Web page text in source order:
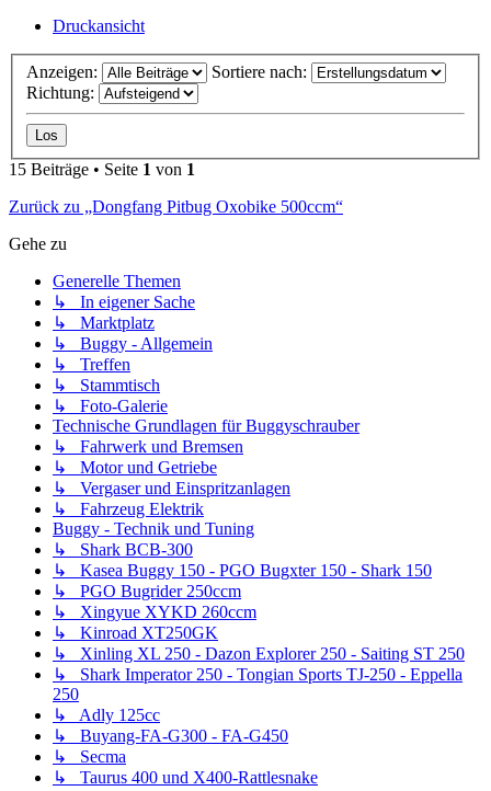
Druckansicht
Anzeigen:
Sortiere nach:
Richtung:
15 Beiträge • Seite 1 von 1
Zurück zu „Dongfang Pitbug Oxobike 500ccm“
Gehe zu
Generelle Themen
↳ In eigener Sache
↳ Marktplatz
↳ Buggy - Allgemein
↳ Treffen
↳ Stammtisch
↳ Foto-Galerie
Technische Grundlagen für Buggyschrauber
↳ Fahrwerk und Bremsen
↳ Motor und Getriebe
↳ Vergaser und Einspritzanlagen
↳ Fahrzeug Elektrik
Buggy - Technik und Tuning
↳ Shark BCB-300
↳ Kasea Buggy 150 - PGO Bugxter 150 - Shark 150
↳ PGO Bugrider 250ccm
↳ Xingyue XYKD 260ccm
↳ Kinroad XT250GK
↳ Xinling XL 250 - Dazon Explorer 250 - Saiting ST 250
↳ Shark Imperator 250 - Tongian Sports TJ-250 - Eppella
250
↳ Adly 125cc
↳ Buyang-FA-G300 - FA-G450
↳ Secma
↳ Taurus 400 und X400-Rattlesnake